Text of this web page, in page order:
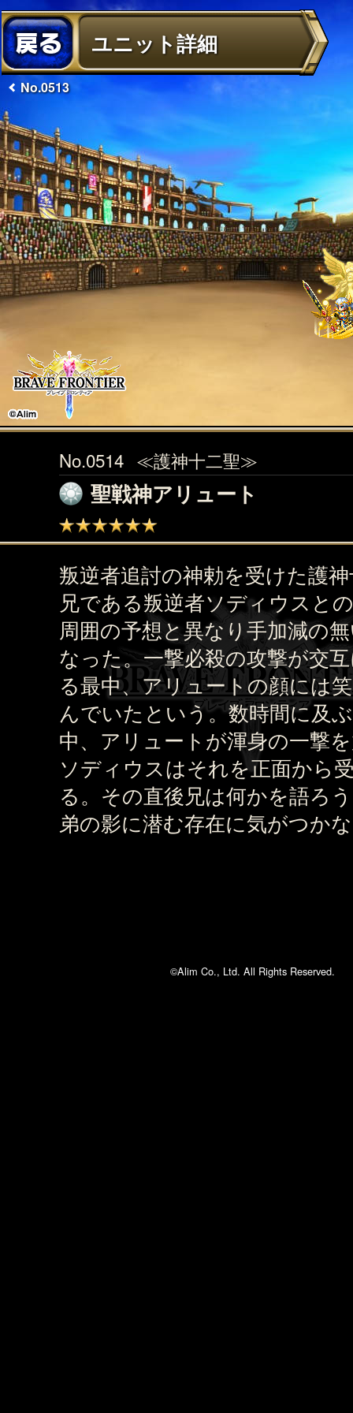
ユニット詳細
No.0513
No.0514 ≪護神十二聖≫
聖戦神アリュート
叛逆者追討の神勅を受けた護
兄である叛逆者ソディウスと
周囲の予想と異なり手加減の
なった。一撃必殺の攻撃が交
る最中、アリュートの顔には
んでいたという。数時間に及
中、アリュートが渾身の一撃
ソディウスはそれを正面から
る。その直後兄は何かを語ろ
弟の影に潜む存在に気がつか
©Alim Co., Ltd. All Rights Reserved.